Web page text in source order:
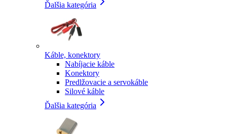
Ďalšia kategória
Káble, konektory
Nabíjacie káble
Konektory
Predlžovacie a servokáble
Silové káble
Ďalšia kategória